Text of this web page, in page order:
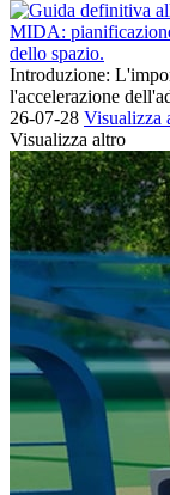
Introduzione:
l'accelerazione
26-07-28 Visualizza
Visualizza altro